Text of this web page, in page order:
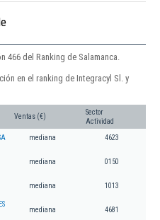
466 del Ranking de Salamanca.
en el ranking de Integracyl Sl. y
Ventas (€)
Sector
Actividad
mediana 4623
mediana 0150
mediana 1013
mediana 4681